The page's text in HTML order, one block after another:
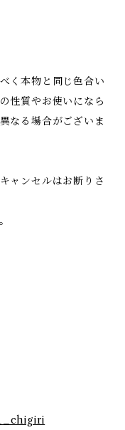
く本物と同じ色合い
性質やお使いになら
なる場合がございま
ャンセルはお断りさ